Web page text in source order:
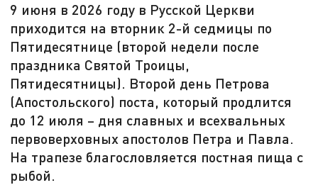
9 июня в 2026 году в Русской Церкви
приходится на вторник 2-й седмицы по
Пятидесятнице (второй недели после
праздника Святой Троицы,
Пятидесятницы). Второй день Петрова
(Апостольского) поста, который продлится
до 12 июля – дня славных и всехвальных
первоверховных апостолов Петра и Павла.
На трапезе благословляется постная пища с
рыбой.